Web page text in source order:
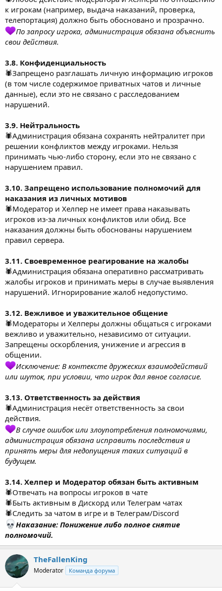
к игрокам (например, выдача наказаний, проверка,
телепортация) должно быть обосновано и прозрачно.
По запросу игрока, администрация обязана объяснить
свои действия.
3.8. Конфиденциальность
🕷Запрещено разглашать личную информацию игроков
(в том числе содержимое приватных чатов и личные
данные), если это не связано с расследованием
нарушений.
3.9. Нейтральность
🕷Администрация обязана сохранять нейтралитет при
решении конфликтов между игроками. Нельзя
принимать чью-либо сторону, если это не связано с
нарушением правил.
3.10. Запрещено использование полномочий для
наказания из личных мотивов
🕷Модератор и Хелпер не имеет права наказывать
игроков из-за личных конфликтов или обид. Все
наказания должны быть обоснованы нарушением
правил сервера.
3.11. Своевременное реагирование на жалобы
🕷Администрация обязана оперативно рассматривать
жалобы игроков и принимать меры в случае выявления
нарушений. Игнорирование жалоб недопустимо.
3.12. Вежливое и уважительное общение
🕷Модераторы и Хелперы должны общаться с игроками
вежливо и уважительно, независимо от ситуации.
Запрещены оскорбления, унижение и агрессия в
общении.
Исключение: В контексте дружеских взаимодействий
или шуток, при условии, что игрок дал явное согласие.
3.13. Ответственность за действия
🕷Администрация несёт ответственность за свои
действия.
В случае ошибок или злоупотребления полномочиями,
администрация обязана исправить последствия и
принять меры для недопущения таких ситуаций в
будущем.
3.14. Хелпер и Модератор обязан быть активным
🕷Отвечать на вопросы игроков в чате
🕷Быть активным в Дискорд или Телеграм чатах
🕷Следить за чатом в игре и в Телеграм/Discord
Наказание: Понижение либо полное снятие
полномочий.
TheFallenKing
Moderator Команда форума